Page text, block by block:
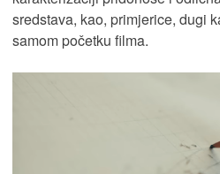
sredstava, kao, primjerice, dugi
samom početku filma.